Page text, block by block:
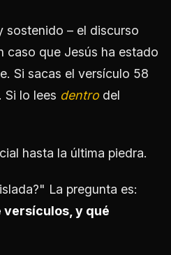
sostenido – el discurso
caso que Jesús ha estado
Si sacas el versículo 58
Si lo lees dentrodel
hasta la última piedra.
La pregunta es:
y qué